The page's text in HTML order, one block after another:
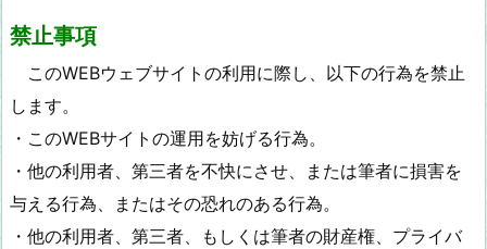
禁止事項
このWEBウェブサイトの利用に際し、以下の行為を禁止
します。
・このWEBサイトの運用を妨げる行為。
・他の利用者、第三者を不快にさせ、または筆者に損害を
与える行為、またはその恐れのある行為。
・他の利用者、第三者、もしくは筆者の財産権、プライバ